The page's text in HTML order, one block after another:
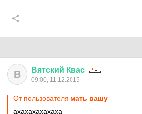
В Вятский Квас
09:00, 11.12.2015
От пользователя мать вашу
ахахахахахаха